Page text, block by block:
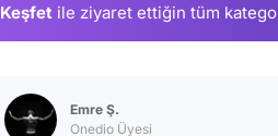
Keşfet ile ziyaret ettiğin tüm
Emre Ş.
Onedio Üyesi